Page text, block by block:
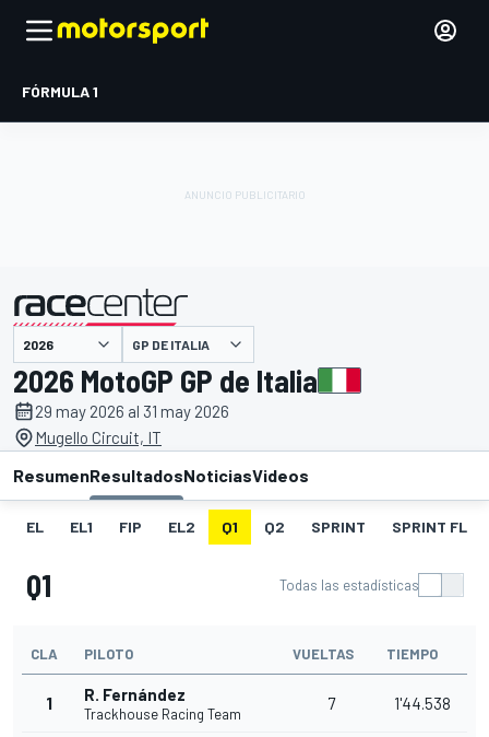
FÓRMULA 1
presentado por GP DE ITALIA
2026 MotoGP GP de Italia
29 may 2026 al 31 may 2026
Mugello Circuit, IT
ResumenResultadosNoticiasVideos
EL EL1 FIP EL2 Q1 Q2 SPRINT SPRINT FL
Q1 Todas las estadísticas
CLA PILOTO VUELTAS TIEMPO
1 R. Fernández
Trackhouse Racing Team
7 1'44.538